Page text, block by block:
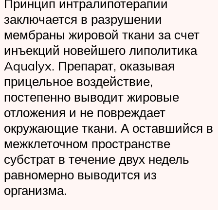
Принцип интралипотерапии
заключается в разрушении
мембраны жировой ткани за счет
инъекций новейшего липолитика
Aqualyx. Препарат, оказывая
прицельное воздействие,
постепенно выводит жировые
отложения и не повреждает
окружающие ткани. А оставшийся в
межклеточном пространстве
субстрат в течение двух недель
равномерно выводится из
организма.